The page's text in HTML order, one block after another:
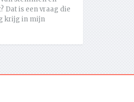
Dat is een vraag die
krijg in mijn